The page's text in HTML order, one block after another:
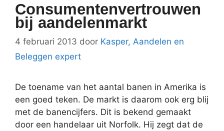
Consumentenvertrouwen
bij aandelenmarkt
4 februari 2013 door Kasper, Aandelen en
Beleggen expert
De toename van het aantal banen in Amerika is
een goed teken. De markt is daarom ook erg blij
met de banencijfers. Dit is bekend gemaakt
door een handelaar uit Norfolk. Hij zegt dat de